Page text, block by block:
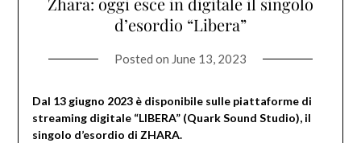
d’esordio “Libera”
Posted on June 13, 2023
Dal 13 giugno 2023 è disponibile sulle piattaforme di
streaming digitale “LIBERA” (Quark Sound Studio), il
singolo d’esordio di ZHARA.